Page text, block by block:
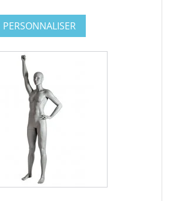
PERSONNALISER